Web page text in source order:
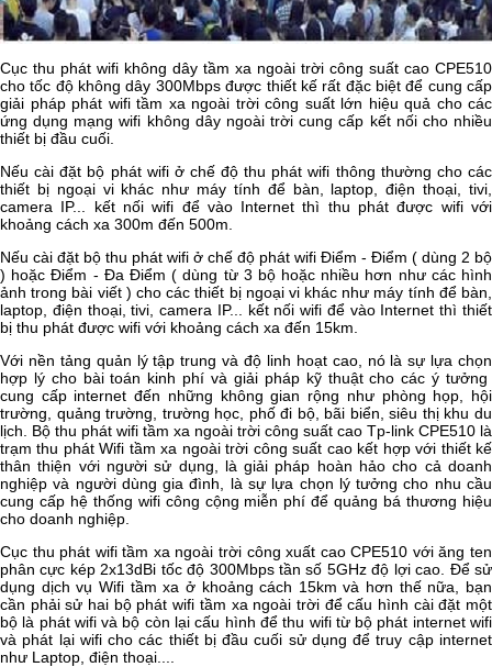
Cục thu phát wifi không dây tầm xa ngoài trời công suất cao CPE510
cho tốc độ không dây 300Mbps được thiết kế rất đặc biệt để cung cấp
giải pháp phát wifi tầm xa ngoài trời công suất lớn hiệu quả cho các
ứng dụng mạng wifi không dây ngoài trời cung cấp kết nối cho nhiều
thiết bị đầu cuối.
Nếu cài đặt bộ phát wifi ở chế độ thu phát wifi thông thường cho các
thiết bị ngoại vi khác như máy tính để bàn, laptop, điện thoại, tivi,
camera IP... kết nối wifi để vào Internet thì thu phát được wifi với
khoảng cách xa 300m đến 500m.
Nếu cài đặt bộ thu phát wifi ở chế độ phát wifi Điểm - Điểm ( dùng 2 bộ
) hoặc Điểm - Đa Điểm ( dùng từ 3 bộ hoặc nhiều hơn như các hình
ảnh trong bài viết ) cho các thiết bị ngoại vi khác như máy tính để bàn,
laptop, điện thoại, tivi, camera IP... kết nối wifi để vào Internet thì thiết
bị thu phát được wifi với khoảng cách xa đến 15km.
Với nền tảng quản lý tập trung và độ linh hoạt cao, nó là sự lựa chọn
hợp lý cho bài toán kinh phí và giải pháp kỹ thuật cho các ý tưởng
cung cấp internet đến những không gian rộng như phòng họp, hội
trường, quảng trường, trường học, phố đi bộ, bãi biển, siêu thị khu du
lịch. Bộ thu phát wifi tầm xa ngoài trời công suất cao Tp-link CPE510 là
trạm thu phát Wifi tầm xa ngoài trời công suất cao kết hợp với thiết kế
thân thiện với người sử dụng, là giải pháp hoàn hảo cho cả doanh
nghiệp và người dùng gia đình, là sự lựa chọn lý tưởng cho nhu cầu
cung cấp hệ thống wifi công cộng miễn phí để quảng bá thương hiệu
cho doanh nghiệp.
Cục thu phát wifi tầm xa ngoài trời công xuất cao CPE510 với ăng ten
phân cực kép 2x13dBi tốc độ 300Mbps tần số 5GHz độ lợi cao. Để sử
dụng dịch vụ Wifi tầm xa ở khoảng cách 15km và hơn thế nữa, bạn
cần phải sử hai bộ phát wifi tầm xa ngoài trời để cấu hình cài đặt một
bộ là phát wifi và bộ còn lại cấu hình để thu wifi từ bộ phát internet wifi
và phát lại wifi cho các thiết bị đầu cuối sử dụng để truy cập internet
như Laptop, điện thoại....